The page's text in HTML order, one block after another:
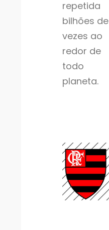
repetida
bilhões de
vezes ao
redor de
todo
planeta.